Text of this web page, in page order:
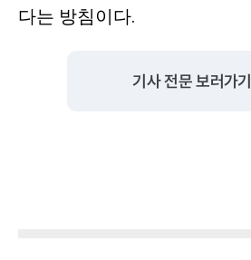
다는 방침이다.
기사 전문 보러가기